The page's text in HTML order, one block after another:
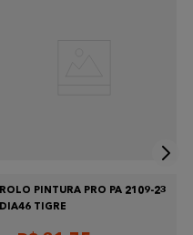
ROLO PINTURA PRO PA 2109-23
DIA46 TIGRE